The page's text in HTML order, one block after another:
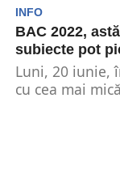
INFO
BAC 2022,
subiecte pot
Luni, 20 iunie,
cu cea mai